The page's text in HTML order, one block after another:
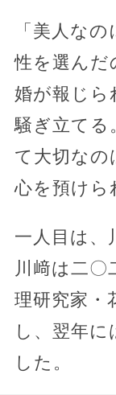
「美人な
性を選ん
婚が報じら
騒ぎ立てる
て大切なの
心を預けら
一人目は、
川﨑は二〇
理研究家・
し、翌年に
した。